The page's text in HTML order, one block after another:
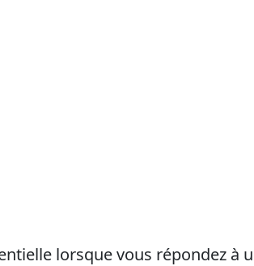
lorsque vous répondez à